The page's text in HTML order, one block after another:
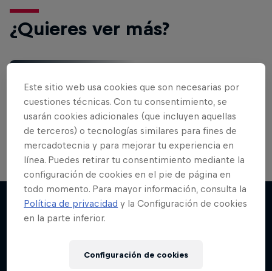
¿Quieres ver más?
Gaming
Entérate de todas las novedades de juegos,
cómo …
Este sitio web usa cookies que son necesarias por
cuestiones técnicas. Con tu consentimiento, se
usarán cookies adicionales (que incluyen aquellas
de terceros) o tecnologías similares para fines de
mercadotecnia y para mejorar tu experiencia en
línea. Puedes retirar tu consentimiento mediante la
configuración de cookies en el pie de página en
todo momento. Para mayor información, consulta la
Política de privacidad y la Configuración de cookies
en la parte inferior.
Configuración de cookies